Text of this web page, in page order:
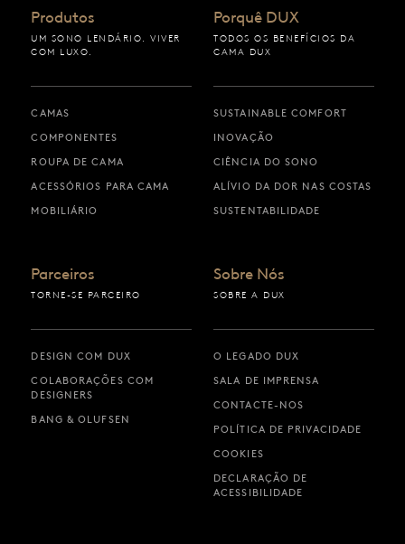
Produtos
UM SONO LENDÁRIO. VIVER
COM LUXO.
CAMAS
COMPONENTES
ROUPA DE CAMA
ACESSÓRIOS PARA CAMA
MOBILIÁRIO
Porquê DUX
TODOS OS BENEFÍCIOS DA
CAMA DUX
SUSTAINABLE COMFORT
INOVAÇÃO
CIÊNCIA DO SONO
ALÍVIO DA DOR NAS COSTAS
SUSTENTABILIDADE
Parceiros
TORNE-SE PARCEIRO
DESIGN COM DUX
COLABORAÇÕES COM
DESIGNERS
BANG & OLUFSEN
Sobre Nós
SOBRE A DUX
O LEGADO DUX
SALA DE IMPRENSA
CONTACTE-NOS
POLÍTICA DE PRIVACIDADE
COOKIES
DECLARAÇÃO DE
ACESSIBILIDADE